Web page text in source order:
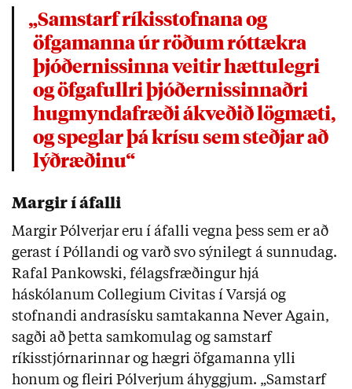
„Samstarf ríkisstofnana og
öfgamanna úr röðum róttækra
þjóðernissinna veitir hættulegri
og öfgafullri þjóðernissinnaðri
hugmyndafræði ákveðið lögmæti,
og speglar þá krísu sem steðjar að
lýðræðinu“
Margir í áfalli
Margir Pólverjar eru í áfalli vegna þess sem er að
gerast í Póllandi og varð svo sýnilegt á sunnudag.
Rafal Pankowski, félagsfræðingur hjá
háskólanum Collegium Civitas í Varsjá og
stofnandi andrasísku samtakanna Never Again,
sagði að þetta samkomulag og samstarf
ríkisstjórnarinnar og hægri öfgamanna ylli
honum og fleiri Pólverjum áhyggjum. „Samstarf